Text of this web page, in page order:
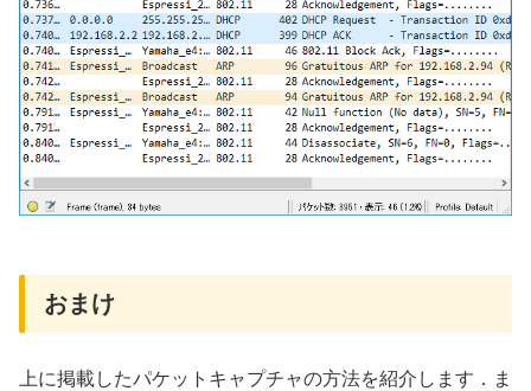
おまけ
上に掲載したパケットキャプチャの方法を紹介します．ま